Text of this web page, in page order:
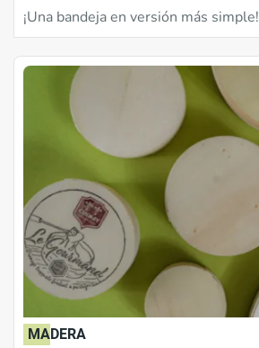
¡Una bandeja en versión más simple!
MADERA